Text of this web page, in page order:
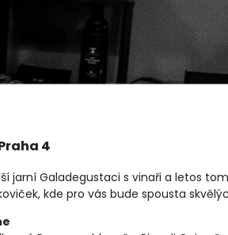
4
jarní Galadegustaci s vinaři a letos
kde pro vás bude spousta